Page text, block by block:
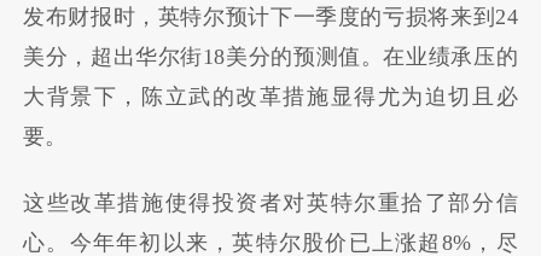
发布财报时，英特尔预计下一季度的亏损将来到24
美分，超出华尔街18美分的预测值。在业绩承压的
大背景下，陈立武的改革措施显得尤为迫切且必
要。
这些改革措施使得投资者对英特尔重拾了部分信
心。今年年初以来，英特尔股价已上涨超8%，尽